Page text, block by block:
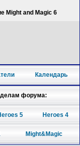
Might and Magic 6
Календарь
форума:
5 Heroes 4
Might&Magic